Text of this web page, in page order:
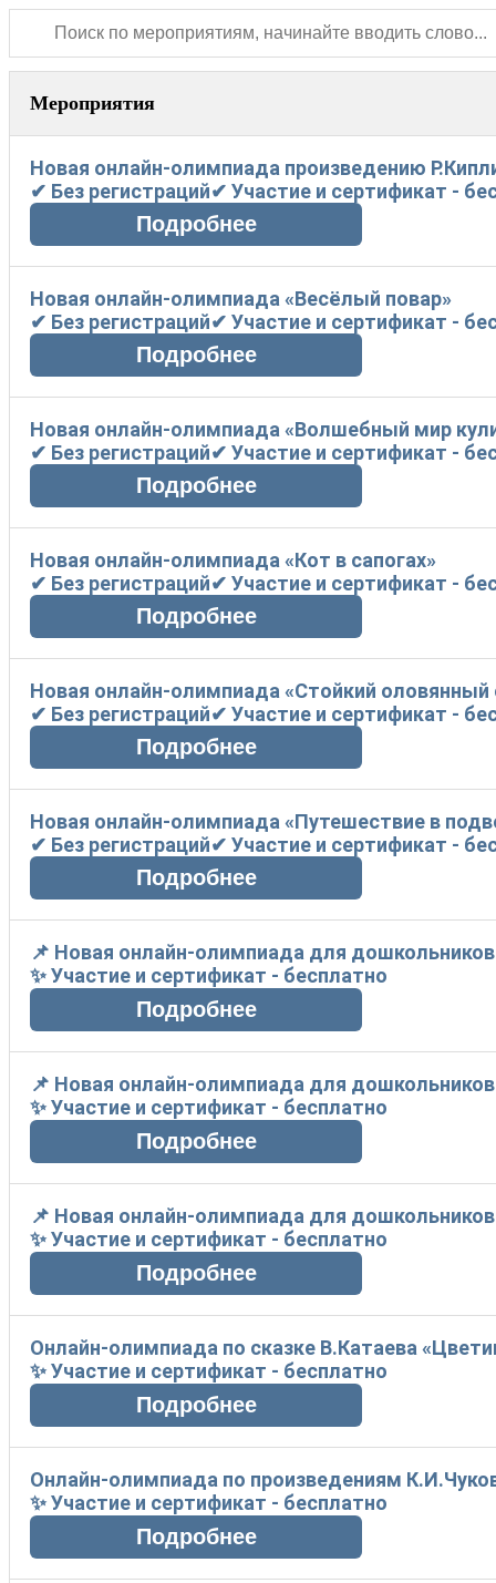
Мероприятия
Новая онлайн-олимпиада произведению
✔ Без регистраций✔ Участие и сертификат -
Новая онлайн-олимпиада «Весёлый повар»
✔ Без регистраций✔ Участие и сертификат -
Новая онлайн-олимпиада «Волшебный мир
✔ Без регистраций✔ Участие и сертификат -
Новая онлайн-олимпиада «Кот в сапогах»
✔ Без регистраций✔ Участие и сертификат -
Новая онлайн-олимпиада «Стойкий оловянный
✔ Без регистраций✔ Участие и сертификат -
Новая онлайн-олимпиада «Путешествие в
✔ Без регистраций✔ Участие и сертификат -
📌 Новая онлайн-олимпиада для
✨ Участие и сертификат - бесплатно
📌 Новая онлайн-олимпиада для дошкольников
✨ Участие и сертификат - бесплатно
📌 Новая онлайн-олимпиада для дошкольников
✨ Участие и сертификат - бесплатно
Онлайн-олимпиада по сказке В.Катаева
✨ Участие и сертификат - бесплатно
Онлайн-олимпиада по произведениям
✨ Участие и сертификат - бесплатно